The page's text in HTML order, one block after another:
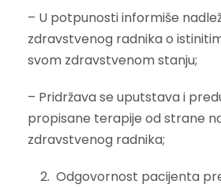
– U potpunosti informiše
zdravstvenog radnika o
svom zdravstvenom stanju;
– Pridržava se uputstava i
propisane terapije od strane
zdravstvenog radnika;
2. Odgovornost pacijenta